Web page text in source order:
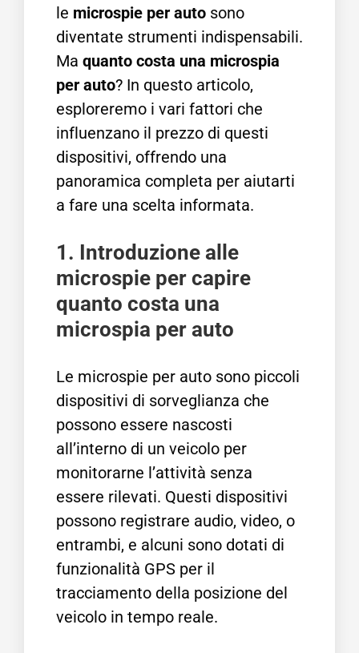
le microspie per auto sono
diventate strumenti indispensabili.
Ma quanto costa una microspia
per auto? In questo articolo,
esploreremo i vari fattori che
influenzano il prezzo di questi
dispositivi, offrendo una
panoramica completa per aiutarti
a fare una scelta informata.
1. Introduzione alle
microspie per capire
quanto costa una
microspia per auto
Le microspie per auto sono piccoli
dispositivi di sorveglianza che
possono essere nascosti
all’interno di un veicolo per
monitorarne l’attività senza
essere rilevati. Questi dispositivi
possono registrare audio, video, o
entrambi, e alcuni sono dotati di
funzionalità GPS per il
tracciamento della posizione del
veicolo in tempo reale.